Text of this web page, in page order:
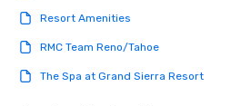
Resort Amenities
RMC Team Reno/Tahoe
The Spa at Grand Sierra Resort